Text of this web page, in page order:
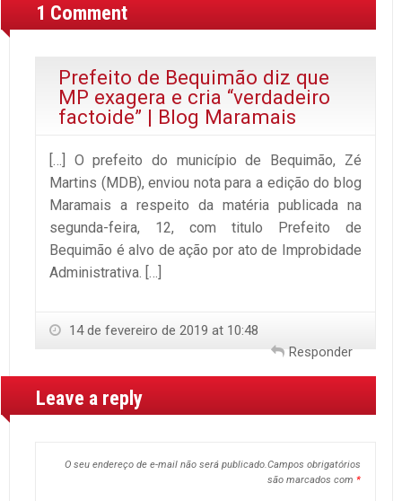
1 Comment
Prefeito de Bequimão diz que
MP exagera e cria “verdadeiro
factoide” | Blog Maramais
[…] O prefeito do município de Bequimão, Zé
Martins (MDB), enviou nota para a edição do blog
Maramais a respeito da matéria publicada na
segunda-feira, 12, com titulo Prefeito de
Bequimão é alvo de ação por ato de Improbidade
Administrativa. […]
14 de fevereiro de 2019 at 10:48
Responder
Leave a reply
O seu endereço de e-mail não será publicado. Campos obrigatórios
são marcados com *